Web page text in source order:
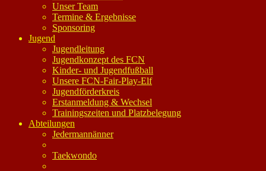
Unser Team
Termine & Ergebnisse
Sponsoring
Jugend
Jugendleitung
Jugendkonzept des FCN
Kinder- und Jugendfußball
Unsere FCN-Fair-Play-Elf
Jugendförderkreis
Erstanmeldung & Wechsel
Trainingszeiten und Platzbelegung
Abteilungen
Jedermannänner
Taekwondo